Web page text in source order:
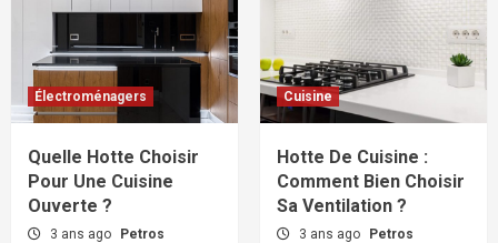
Électroménagers
Quelle Hotte Choisir
Pour Une Cuisine
Ouverte ?
3 ans ago
Petros
Cuisine
Hotte De Cuisine :
Comment Bien Choisir
Sa Ventilation ?
3 ans ago
Petros